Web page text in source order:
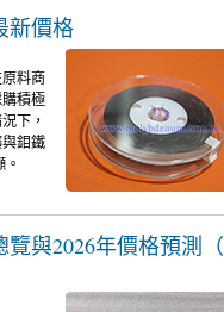
新價格
料商
積極
下，
鉬鐵
與2026年價格預測